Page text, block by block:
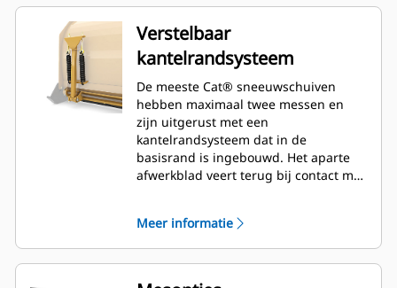
Verstelbaar
kantelrandsysteem
De meeste Cat® sneeuwschuiven
hebben maximaal twee messen en
zijn uitgerust met een
kantelrandsysteem dat in de
basisrand is ingebouwd. Het aparte
afwerkblad veert terug bij contact met
sneeuwschuif en machine minimaal
is. Een niet-kantelbaar rubberen mes
is optioneel leverbaar in lengtes van
2,6 m (8'), 3,2 m (10') en 3,8 m (12'), die
Meer informatie